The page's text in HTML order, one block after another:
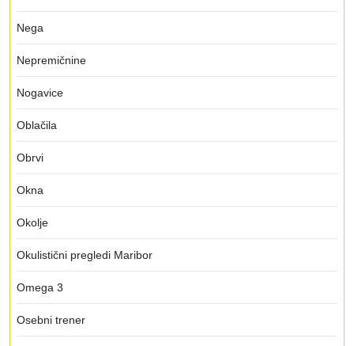
Nega
Nepremičnine
Nogavice
Oblačila
Obrvi
Okna
Okolje
Okulistični pregledi Maribor
Omega 3
Osebni trener